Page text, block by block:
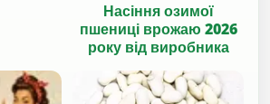
Насіння озимої
пшениці врожаю 2026
року від виробника